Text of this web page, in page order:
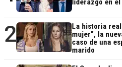
liderazgo en
2
La historia
mujer", la
caso de una
marido